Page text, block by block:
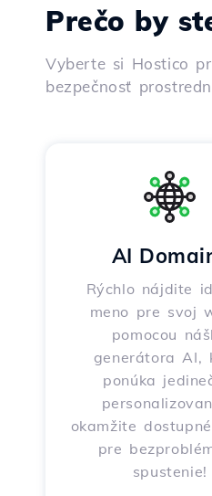
Prečo by
Vyberte si Hostico
bezpečnosť
AI
Rýchlo nájdite
meno pre svoj
pomocou
generátora AI,
ponúka
okamžite
pre
spustenie!